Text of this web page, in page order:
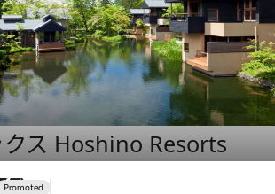
ス Hoshino Resorts